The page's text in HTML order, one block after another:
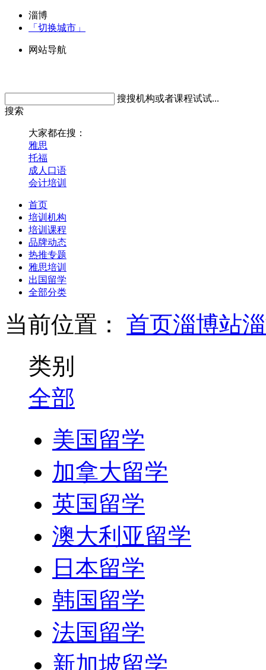
淄博
「切换城市」
网站导航
搜搜机构或者课程试试...
搜索
大家都在搜：
雅思
托福
成人口语
会计培训
首页
培训机构
培训课程
品牌动态
热推专题
雅思培训
出国留学
全部分类
当前位置： 首页淄博站
类别
全部
美国留学
加拿大留学
英国留学
澳大利亚留学
日本留学
韩国留学
法国留学
新加坡留学